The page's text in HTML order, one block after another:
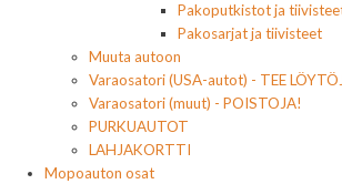
Pakoputkistot ja
Pakosarjat ja tiivisteet
Muuta autoon
Varaosatori (USA-autot) - TEE
Varaosatori (muut) - POISTOJA!
PURKUAUTOT
LAHJAKORTTI
Mopoauton osat